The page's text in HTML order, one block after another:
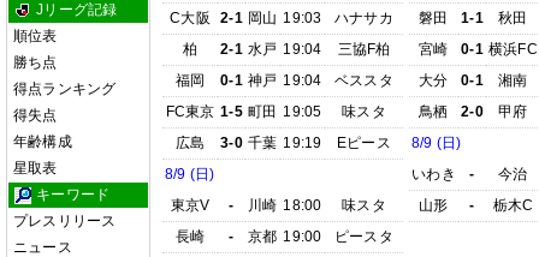
Jリーグ記録
順位表
勝ち点
得点ランキング
得失点
年齢構成
星取表
キーワード
プレスリリース
ニュース
C大阪
2-1 岡山 19:03
ハナサカ
柏
2-1 水戸 19:04
三協F柏
福岡
0-1 神戸 19:04
ベススタ
FC東京 1-5 町田 19:05
味スタ
広島
3-0 千葉 19:19
Eピース
8/9 (日)
東京V
- 川崎 18:00
味スタ
長崎
- 京都 19:00 ピースタ
磐田
1-1
秋田
宮崎
0-1 横浜FC
大分
0-1
湘南
鳥栖
2-0
甲府
8/9 (日)
いわき
-
今治
山形
- 栃木C